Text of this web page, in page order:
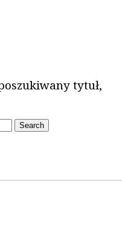
tytuł,